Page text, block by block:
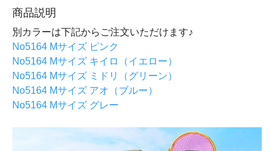
商品説明
別カラーは下記からご注文いただけます♪
No5164 Mサイズ ピンク
No5164 Mサイズ キイロ（イエロー）
No5164 Mサイズ ミドリ（グリーン）
No5164 Mサイズ アオ（ブルー）
No5164 Mサイズ グレー